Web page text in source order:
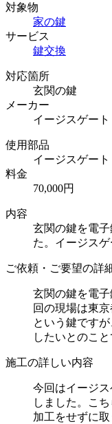
対象物
家の鍵
サービス
鍵交換
対応箇所
玄関の鍵
メーカー
イージスゲート
使用部品
イージスゲート
料金
70,000円
内容
玄関の鍵を電
た。イージス
ご依頼・ご要望の詳
玄関の鍵を電
回の現場は東
という鍵です
したいとのこと
施工の詳しい内容
今回はイージ
しました。こ
加工をせずに